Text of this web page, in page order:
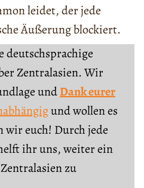
leidet, der jede
Äußerung blockiert.
deutschsprachige
Zentralasien. Wir
undDank eurer
und wollen es
wir euch! Durch jede
ihr uns, weiter ein
zu